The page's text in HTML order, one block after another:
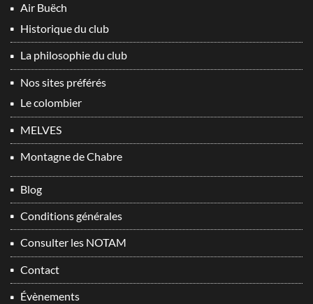
Air Buëch
Historique du club
La philosophie du club
Nos sites préférés
Le colombier
MELVES
Montagne de Chabre
Blog
Conditions générales
Consulter les NOTAM
Contact
Évènements